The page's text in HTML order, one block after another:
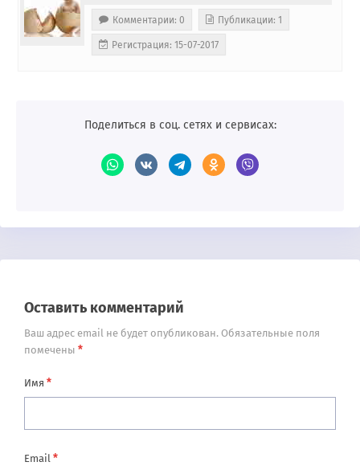
Комментарии: 0 Публикации: 1
Регистрация: 15-07-2017
Поделиться в соц. сетях и сервисах:
Оставить комментарий
Ваш адрес email не будет опубликован. Обязательные поля
помечены *
Имя *
Email *